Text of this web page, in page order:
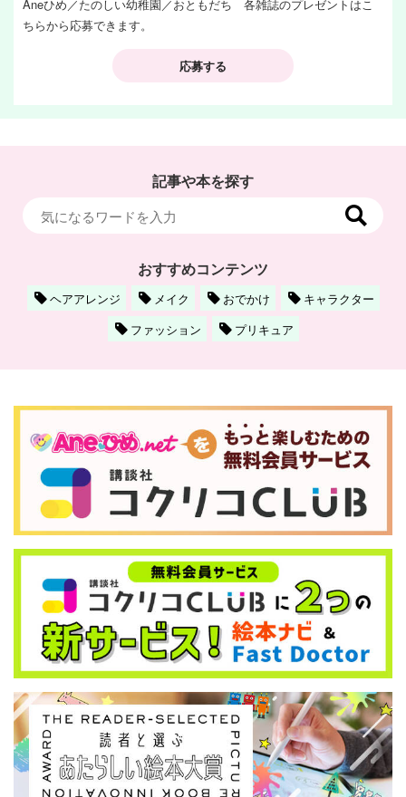
Aneひめ／たのしい幼稚園／おともだち 各雑誌のプレゼントはこ
ちらから応募できます。
応募する
記事や本を探す
おすすめコンテンツ
ヘアアレンジ メイク おでかけ
キャラクター
ファッション
プリキュア